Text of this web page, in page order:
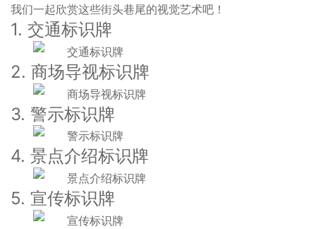
我们一起欣赏这些街头巷尾的视觉艺术吧！
1. 交通标识牌
2. 商场导视标识牌
3. 警示标识牌
4. 景点介绍标识牌
5. 宣传标识牌